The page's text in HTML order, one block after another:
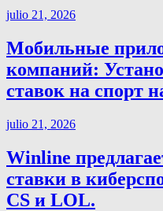
julio 21, 2026
Мобильные
компаний:
ставок на спорт
julio 21, 2026
Winline
ставки в
CS и LOL.